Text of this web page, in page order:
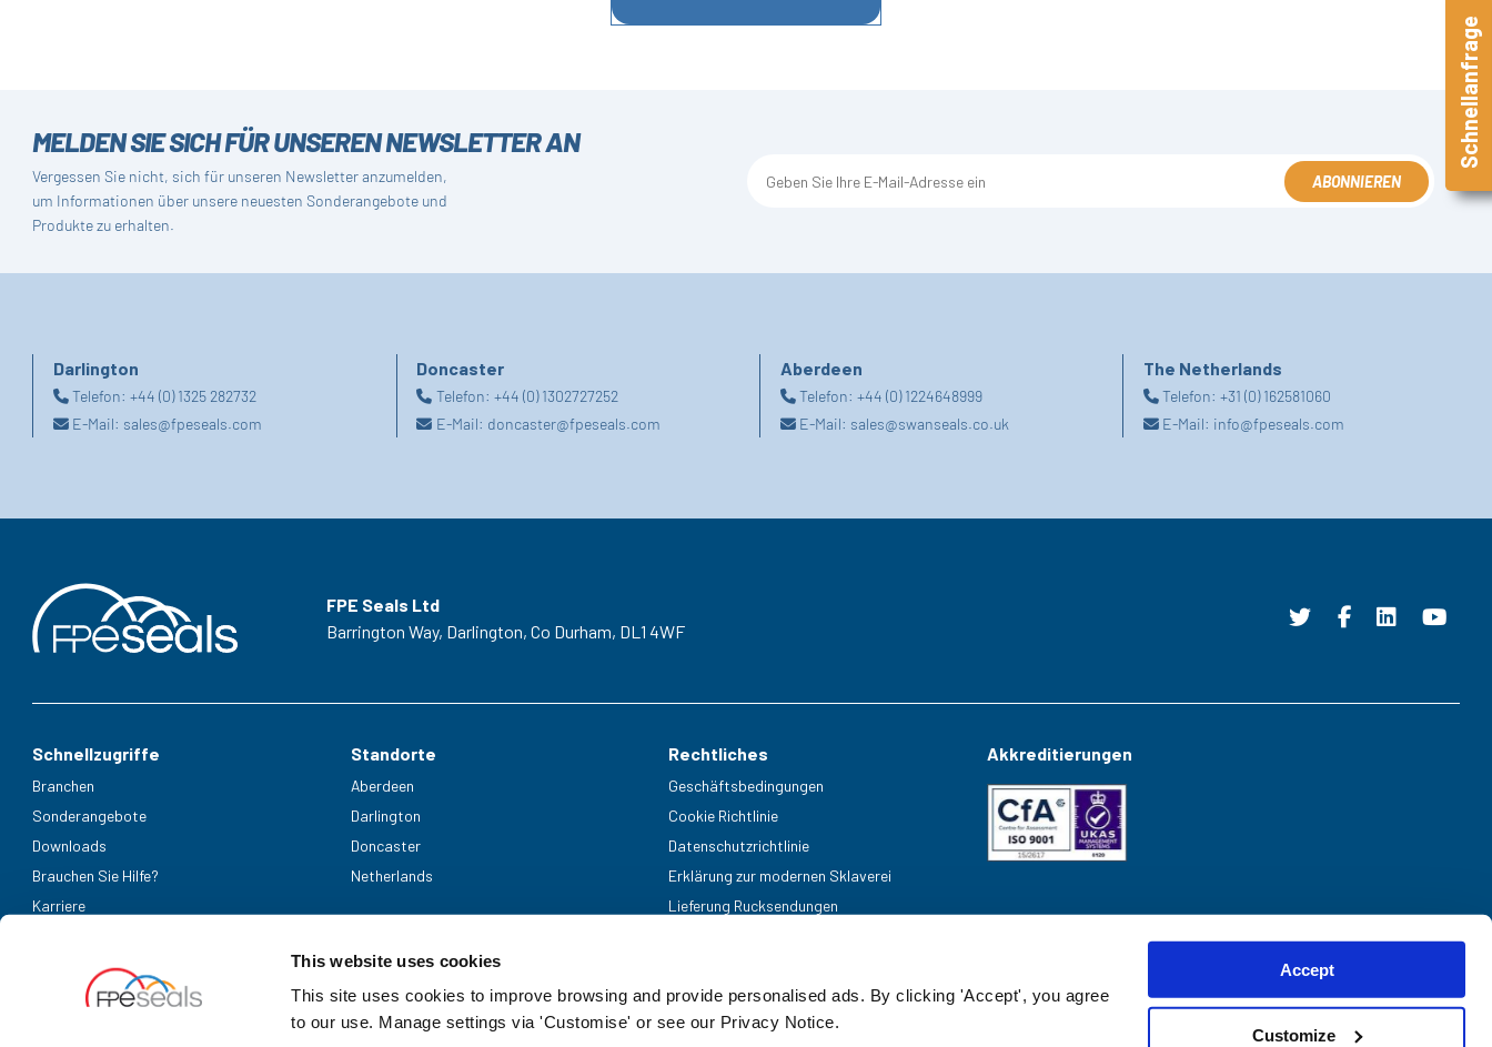
This website uses cookies
This site uses cookies to improve browsing and provide personalised ads. By clicking 'Accept', you agree
to our use. Manage settings via 'Customise' or see our Privacy Notice.
Accept
Customize
MELDEN SIE SICH FÜR UNSEREN NEWSLETTER AN
Vergessen Sie nicht, sich für unseren Newsletter anzumelden,
um Informationen über unsere neuesten Sonderangebote und
Produkte zu erhalten.
ABONNIEREN
Darlington
Telefon:+44 (0) 1325 282732
E-Mail: sales@fpeseals.com
Doncaster
Telefon: +44 (0) 1302727252
E-Mail: doncaster@fpeseals.com
Aberdeen
Telefon: +44 (0) 1224648999
E-Mail: sales@swanseals.co.uk
The Netherlands
Telefon:+31 (0) 162581060
E-Mail: info@fpeseals.com
FPE Seals Ltd
Barrington Way, Darlington, Co Durham, DL1 4WF
Schnellzugriffe
Branchen
Sonderangebote
Downloads
Brauchen Sie Hilfe?
Karriere
Standorte
Aberdeen
Darlington
Doncaster
Netherlands
Rechtliches
Geschäftsbedingungen
Cookie Richtlinie
Datenschutzrichtlinie
Erklärung zur modernen Sklaverei
Lieferung Rucksendungen
Akkreditierungen
Akzeptierte Zahlungsmethoden
Schnellanfrage